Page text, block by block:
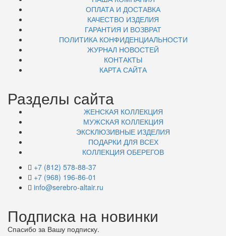
ОПЛАТА И ДОСТАВКА
КАЧЕСТВО ИЗДЕЛИЯ
ГАРАНТИЯ И ВОЗВРАТ
ПОЛИТИКА КОНФИДЕНЦИАЛЬНОСТИ
ЖУРНАЛ НОВОСТЕЙ
КОНТАКТЫ
КАРТА САЙТА
Разделы сайта
ЖЕНСКАЯ КОЛЛЕКЦИЯ
МУЖСКАЯ КОЛЛЕКЦИЯ
ЭКСКЛЮЗИВНЫЕ ИЗДЕЛИЯ
ПОДАРКИ ДЛЯ ВСЕХ
КОЛЛЕКЦИЯ ОБЕРЕГОВ
+7 (812) 578-88-37
+7 (968) 196-86-01
info@serebro-altair.ru
Подписка на новинки
Спасибо за Вашу подписку.